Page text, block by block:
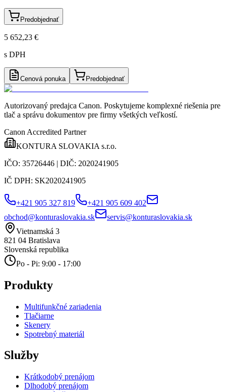
Predobjednať
5 652,23 €
s DPH
Cenová ponuka Predobjednať
Autorizovaný predajca Canon. Poskytujeme komplexné riešenia pre
tlač a správu dokumentov pre firmy všetkých veľkostí.
Canon Accredited Partner
KONTURA SLOVAKIA s.r.o.
IČO: 35726446 | DIČ: 2020241905
IČ DPH: SK2020241905
+421 905 327 819
+421 905 609 402
obchod@konturaslovakia.sk
servis@konturaslovakia.sk
Vietnamská 3
821 04 Bratislava
Slovenská republika
Po - Pi: 9:00 - 17:00
Produkty
Multifunkčné zariadenia
Tlačiarne
Skenery
Spotrebný materiál
Služby
Krátkodobý prenájom
Dlhodobý prenájom